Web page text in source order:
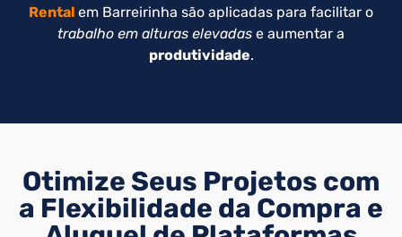
Rental em Barreirinha são aplicadas para facilitar o
trabalho em alturas elevadas e aumentar a
produtividade.
Otimize Seus Projetos com
a Flexibilidade da Compra e